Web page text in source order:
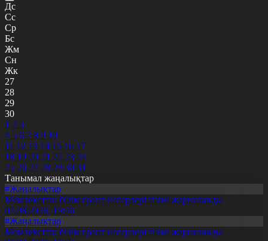
Дс
Сс
Ср
Бс
Жм
Сн
Жк
27
28
29
30
1 2 3
4 5 6 7 8 9 10
11 12 13 14 15 16 17
18 19 20 21 22 23 24
25 26 27 28 29 30 31
Танымал жаңалықтар
#Жаңалықтар
Мемлекеттік білім грант иегерлері тізімі жарияланды
07.08.2026, 19:46
#Жаңалықтар
Мемлекеттік білім грант иегерлері тізімі жарияланды